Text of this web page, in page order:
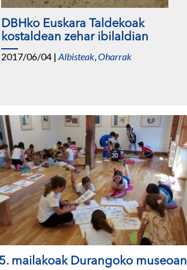
DBHko Euskara Taldekoak
kostaldean zehar ibilaldian
2017/06/04 | Albisteak Oharrak
mailakoak Durangoko museoan